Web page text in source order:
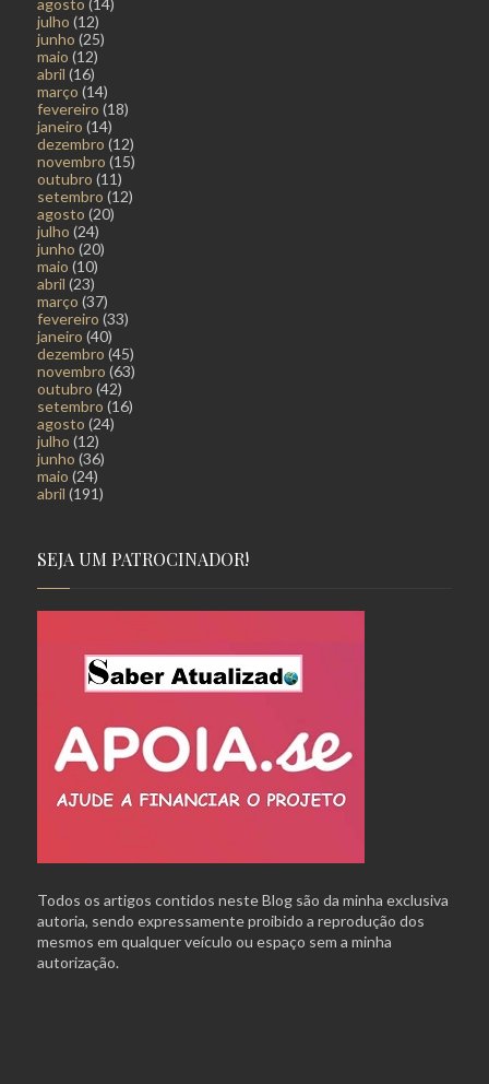
julho (12)
junho (25)
maio (12)
abril (16)
março (14)
fevereiro (18)
janeiro (14)
dezembro (12)
novembro (15)
outubro (11)
setembro (12)
agosto (20)
julho (24)
junho (20)
maio (10)
abril (23)
março (37)
fevereiro (33)
janeiro (40)
dezembro (45)
novembro (63)
outubro (42)
setembro (16)
agosto (24)
julho (12)
junho (36)
maio (24)
abril (191)
SEJA UM PATROCINADOR!
Todos os artigos contidos neste Blog são da minha exclusiva
autoria, sendo expressamente proibido a reprodução dos
mesmos em qualquer veículo ou espaço sem a minha
autorização.